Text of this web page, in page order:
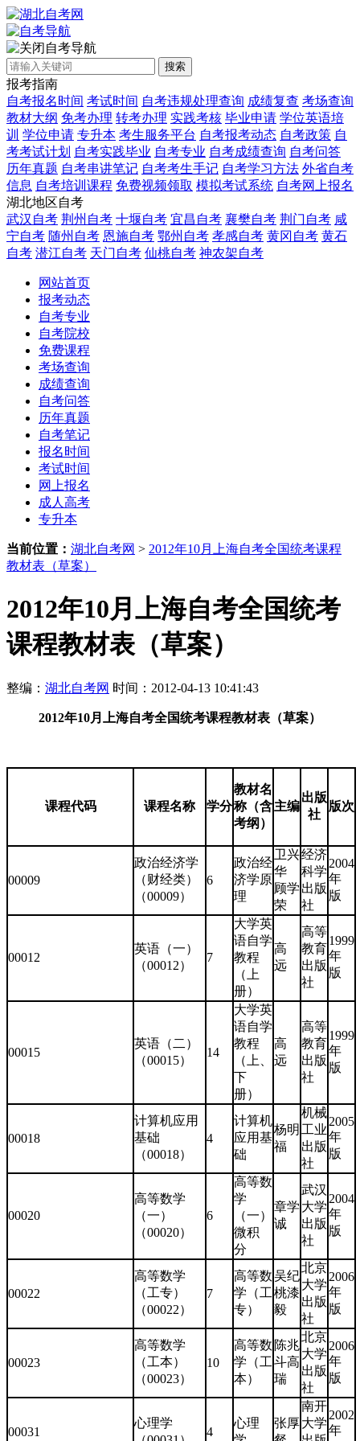
自考导航
搜索
报考指南
自考报名时间 考试时间 自考违规处理查询 成绩复查 考场查询
教材大纲 免考办理 转考办理 实践考核 毕业申请 学位英语培
训 学位申请 专升本 考生服务平台 自考报考动态 自考政策 自
考考试计划 自考实践毕业 自考专业 自考成绩查询 自考问答
历年真题 自考串讲笔记 自考考生手记 自考学习方法 外省自考
信息 自考培训课程 免费视频领取 模拟考试系统 自考网上报名
湖北地区自考
武汉自考 荆州自考 十堰自考 宜昌自考 襄樊自考 荆门自考 咸
宁自考 随州自考 恩施自考 鄂州自考 孝感自考 黄冈自考 黄石
自考 潜江自考 天门自考 仙桃自考 神农架自考
网站首页
报考动态
自考专业
自考院校
免费课程
考场查询
成绩查询
自考问答
历年真题
自考笔记
报名时间
考试时间
网上报名
成人高考
专升本
当前位置： 湖北自考网 > 2012年10月上海自考全国统考课程
教材表（草案）
2012年10月上海自考全国统考
课程教材表（草案）
整编： 湖北自考网 时间：2012-04-13 10:41:43
2012年10月上海自考全国统考课程教材表（草案）
课程代码 课程名称 学分
教材名
称（含
考纲）
主编
出版
社
版次
00009
政治经济学
（财经类）
（00009）
6
政治经
济学原
理
卫兴
华
顾学
荣
经济
科学
出版
社
2004
年
版
00012
英语（一）
（00012）
7
大学英
语自学
教程
（上
册）
高
远
高等
教育
出版
社
1999
年
版
00015
英语（二）
（00015）
14
大学英
语自学
教程
（上、
下
册）
高
远
高等
教育
出版
社
1999
年
版
00018
计算机应用
基础
（00018）
4
计算机
应用基
础
杨明
福
机械
工业
出版
社
2005
年
版
00020
高等数学
（一）
（00020）
6
高等数
学
（一）
微积
分
章学
诚
武汉
大学
出版
社
2004
年
版
00022
高等数学
（工专）
（00022）
7
高等数
学（工
专）
吴纪
桃漆
毅
北京
大学
出版
社
2006
年
版
00023
高等数学
（工本）
（00023）
10
高等数
学（工
本）
陈兆
斗高
瑞
北京
大学
出版
社
2006
年
版
00031
心理学
4
心理
张厚
南开
大学
2002
年